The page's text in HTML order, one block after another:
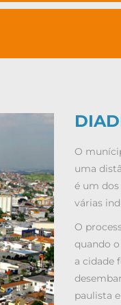
O
uma
é um
várias
O
quando
a cidade
paulista